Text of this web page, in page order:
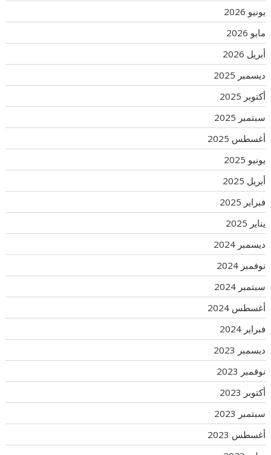
يونيو 2026
مايو 2026
أبريل 2026
ديسمبر 2025
أكتوبر 2025
سبتمبر 2025
أغسطس 2025
يونيو 2025
أبريل 2025
فبراير 2025
يناير 2025
ديسمبر 2024
نوفمبر 2024
سبتمبر 2024
أغسطس 2024
فبراير 2024
ديسمبر 2023
نوفمبر 2023
أكتوبر 2023
سبتمبر 2023
أغسطس 2023